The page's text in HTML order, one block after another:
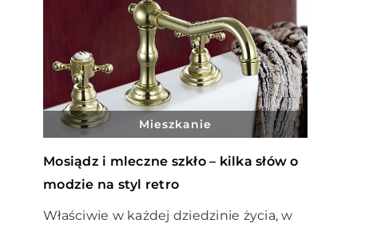
Mieszkanie
Mosiądz i mleczne szkło – kilka słów o
modzie na styl retro
Właściwie w każdej dziedzinie życia, w